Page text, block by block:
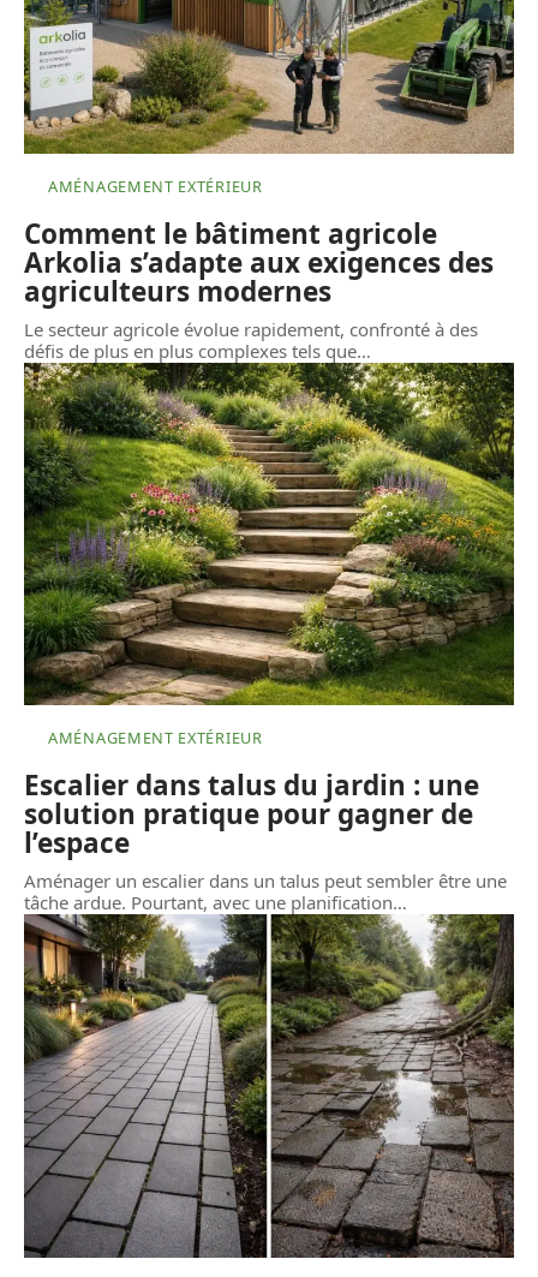
AMÉNAGEMENT EXTÉRIEUR
Comment le bâtiment agricole
Arkolia s’adapte aux exigences des
agriculteurs modernes
Le secteur agricole évolue rapidement, confronté à des
défis de plus en plus complexes tels que…
AMÉNAGEMENT EXTÉRIEUR
Escalier dans talus du jardin : une
solution pratique pour gagner de
l’espace
Aménager un escalier dans un talus peut sembler être une
tâche ardue. Pourtant, avec une planification…